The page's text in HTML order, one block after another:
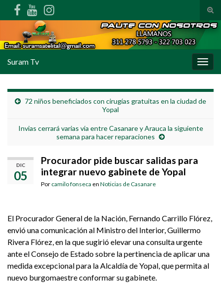
Suram Tv
72 niños beneficiados con cirugías gratuitas en la ciudad de
Yopal
Invias cerrará varias vía entre Casanare y Arauca la siguiente
semana para hacer reparaciones
DIC
05
Procurador pide buscar salidas para
integrar nuevo gabinete de Yopal
Por camilo fonseca en Noticias de Casanare
El Procurador General de la Nación, Fernando Carrillo Flórez,
envió una comunicación al Ministro del Interior, Guillermo
Rivera Flórez, en la que sugirió elevar una consulta urgente
ante el Consejo de Estado sobre la pertinencia de aplicar una
medida excepcional para la Alcaldía de Yopal, que permita al
nuevo burgomaestre conformar su gabinete.